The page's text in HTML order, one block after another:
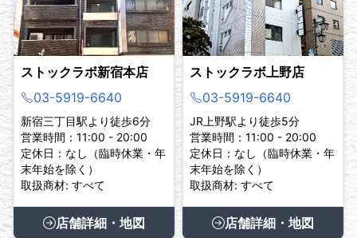
ストックラボ新宿本店
03-5919-6640
新宿三丁目駅より徒歩6分
営業時間：11:00 - 20:00
定休日：なし（臨時休業・年
末年始を除く）
取扱商材: すべて
店舗詳細・地図
ストックラボ上野店
03-5919-6640
JR上野駅より徒歩5分
営業時間：11:00 - 20:00
定休日：なし（臨時休業・年
末年始を除く）
取扱商材: すべて
店舗詳細・地図